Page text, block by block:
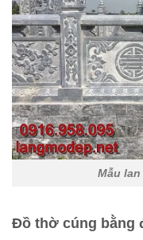
Mẫu
Đồ thờ cúng bằng